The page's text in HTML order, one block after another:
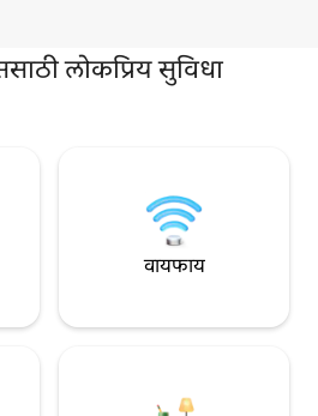
लोकप्रिय सुविधा
वायफाय